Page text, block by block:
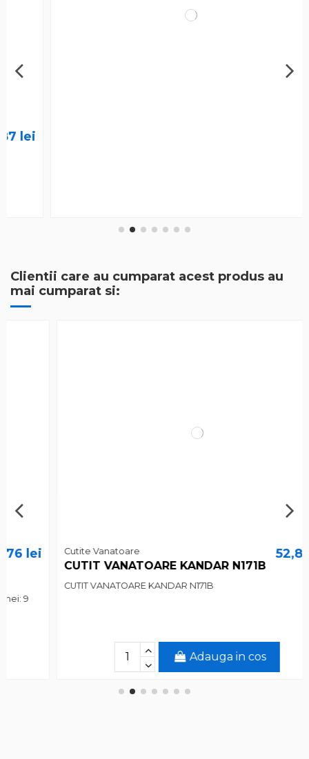
Clientii care au cumparat acest produs au
mai cumparat si:
Cutite Vanatoare
CUTIT VANATOARE KANDAR N171B
52,87 lei
CUTIT VANATOARE KANDAR N171B
Adauga in cos